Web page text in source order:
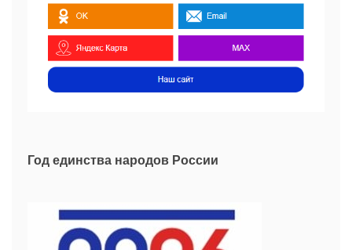
Год единства народов России